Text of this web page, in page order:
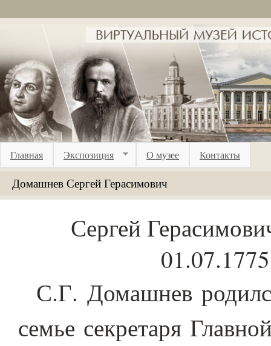
Главная Экспозиция О музее Контакты
Домашнев Сергей Герасимович
Сергей
С.Г. Домашнев
семье секретаря